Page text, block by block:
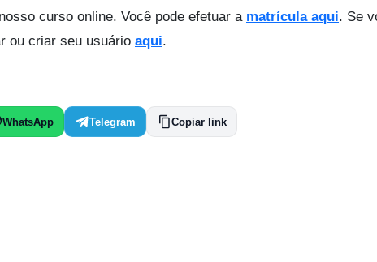
curso online. Você pode efetuar a matrícula aqui. Se
ou criar seu usuário aqui.
WhatsApp Telegram Copiar link